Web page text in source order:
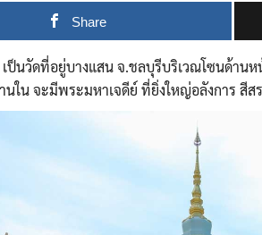
Share
เป็นวัดที่อยู่บางแสน จ.ชลบุรีบริเวณโซนด้าน
นใน จะมีพระมหาเจดีย์ ที่ยิ่งใหญ่อลังการ สีส